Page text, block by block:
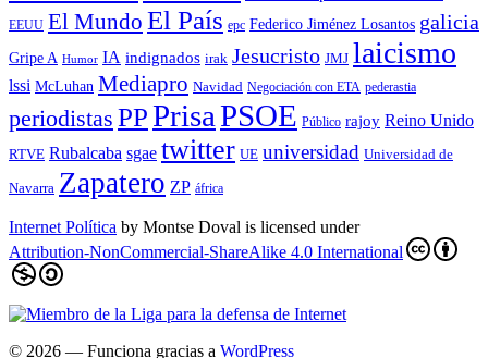
EEUU El Mundo El País epc Federico Jiménez Losantos galicia
Gripe A Humor IA indignados irak Jesucristo JMJ laicismo
lssi McLuhan Mediapro Navidad Negociación con ETA pederastia
periodistas PPPrisaPSOE Público rajoy Reino Unido
RTVE Rubalcaba sgae twitter UE universidad Universidad de
Navarra Zapatero ZP áfrica
Internet Política by Montse Doval is licensed under
Attribution-NonCommercial-ShareAlike 4.0 International
© 2026 — Funciona gracias a WordPress